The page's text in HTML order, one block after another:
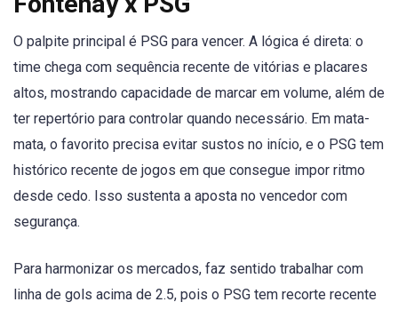
O palpite principal é PSG para vencer. A lógica é direta: o
time chega com sequência recente de vitórias e placares
altos, mostrando capacidade de marcar em volume, além de
ter repertório para controlar quando necessário. Em mata-
mata, o favorito precisa evitar sustos no início, e o PSG tem
histórico recente de jogos em que consegue impor ritmo
desde cedo. Isso sustenta a aposta no vencedor com
segurança.
Para harmonizar os mercados, faz sentido trabalhar com
linha de gols acima de 2.5, pois o PSG tem recorte recente